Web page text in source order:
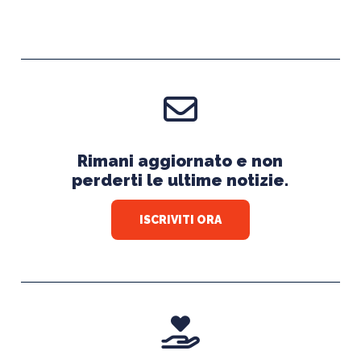
Rimani aggiornato e non
perderti le ultime notizie.
ISCRIVITI ORA